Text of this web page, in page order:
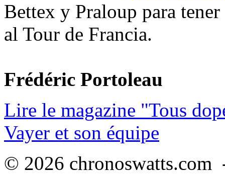
Bettex y Praloup para
al Tour de Francia.
Frédéric Portoleau
Lire le magazine "Tous
Vayer et son équipe
© 2026